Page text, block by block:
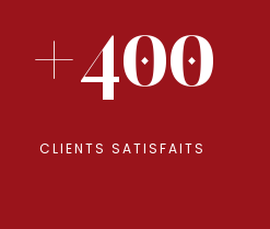
+400
CLIENTS SATISFAITS